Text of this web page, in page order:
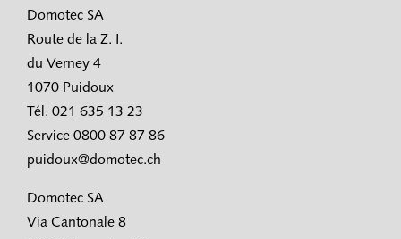
Domotec SA
Route de la Z. I.
du Verney 4
1070 Puidoux
Tél. 021 635 13 23
Service 0800 87 87 86
puidoux@domotec.ch
Domotec SA
Via Cantonale 8